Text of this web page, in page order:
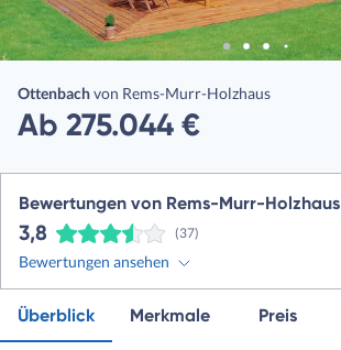
Ottenbachvon Rems-Murr-Holzhaus
Ab 275.044 €
Bewertungen von Rems-Murr-Holzhaus
3,8 (37)
Bewertungen ansehen
Überblick Merkmale Preis